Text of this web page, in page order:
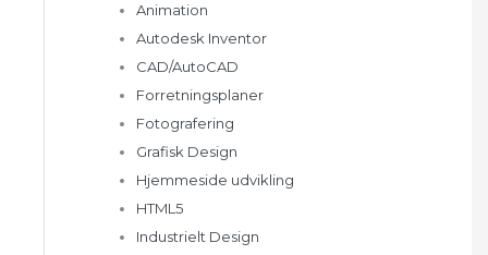
Animation
Autodesk Inventor
CAD/AutoCAD
Forretningsplaner
Fotografering
Grafisk Design
Hjemmeside udvikling
HTML5
Industrielt Design